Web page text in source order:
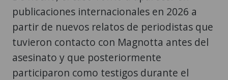
publicaciones internacionales en 2026 a
partir de nuevos relatos de periodistas que
tuvieron contacto con Magnotta antes del
asesinato y que posteriormente
participaron como testigos durante el